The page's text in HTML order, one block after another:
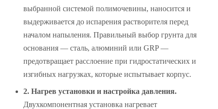
выбранной системой полимочевины, наносится и
выдерживается до испарения растворителя перед
началом напыления. Правильный выбор грунта для
основания — сталь, алюминий или GRP —
предотвращает расслоение при гидростатических и
изгибных нагрузках, которые испытывает корпус.
2. Нагрев установки и настройка давления.
Двухкомпонентная установка нагревает